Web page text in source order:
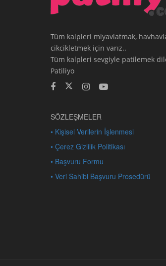
Tüm kalpleri miyavlatmak,
cikcikletmek için varız..
Tüm kalpleri sevgiyle patilemek
Patiliyo
SÖZLEŞMELER
• Kişisel Verilerin İşlenmesi
• Çerez Gizlilik Politikası
• Başvuru Formu
• Veri Sahibi Başvuru Prosedürü